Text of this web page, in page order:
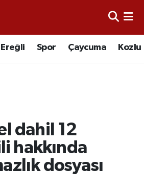
Ereğli Spor Çaycuma Kozlu
dahil 12
hakkında
dosyası